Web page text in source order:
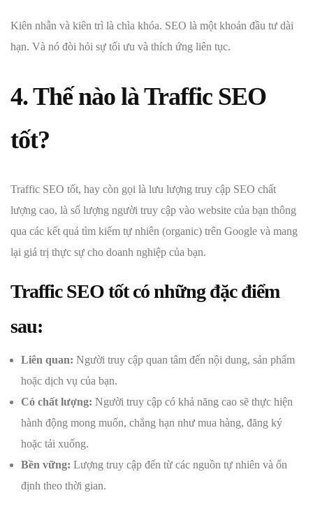
Kiên nhẫn và kiên trì là chìa khóa. SEO là một khoản đầu tư dài
hạn. Và nó đòi hỏi sự tối ưu và thích ứng liên tục.
4. Thế nào là Traffic SEO
tốt?
Traffic SEO tốt, hay còn gọi là lưu lượng truy cập SEO chất
lượng cao, là số lượng người truy cập vào website của bạn thông
qua các kết quả tìm kiếm tự nhiên (organic) trên Google và mang
lại giá trị thực sự cho doanh nghiệp của bạn.
Traffic SEO tốt có những đặc điểm
sau:
Liên quan: Người truy cập quan tâm đến nội dung, sản phẩm
hoặc dịch vụ của bạn.
Có chất lượng: Người truy cập có khả năng cao sẽ thực hiện
hành động mong muốn, chẳng hạn như mua hàng, đăng ký
hoặc tải xuống.
Bền vững: Lượng truy cập đến từ các nguồn tự nhiên và ổn
định theo thời gian.